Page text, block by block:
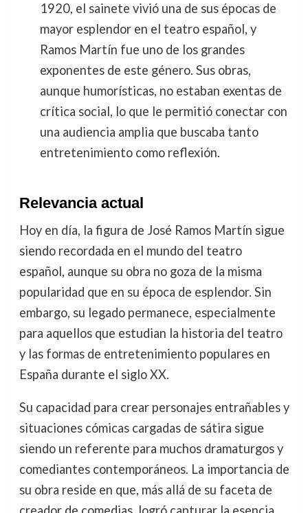
1920, el sainete vivió una de sus épocas de
mayor esplendor en el teatro español, y
Ramos Martín fue uno de los grandes
exponentes de este género. Sus obras,
aunque humorísticas, no estaban exentas de
crítica social, lo que le permitió conectar con
una audiencia amplia que buscaba tanto
entretenimiento como reflexión.
Relevancia actual
Hoy en día, la figura de José Ramos Martín sigue
siendo recordada en el mundo del teatro
español, aunque su obra no goza de la misma
popularidad que en su época de esplendor. Sin
embargo, su legado permanece, especialmente
para aquellos que estudian la historia del teatro
y las formas de entretenimiento populares en
España durante el siglo XX.
Su capacidad para crear personajes entrañables y
situaciones cómicas cargadas de sátira sigue
siendo un referente para muchos dramaturgos y
comediantes contemporáneos. La importancia de
su obra reside en que, más allá de su faceta de